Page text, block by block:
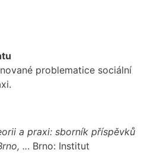
problematice sociální
a praxi: sborník příspěvků
... Brno: Institut